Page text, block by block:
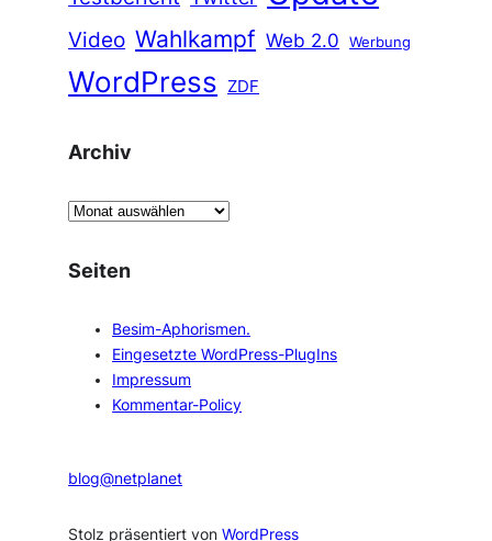
Video Wahlkampf Web 2.0 Werbung
WordPress ZDF
Archiv
A
c
Seiten
Besim-Aphorismen.
Eingesetzte WordPress-PlugIns
Impressum
Kommentar-Policy
blog@netplanet
Stolz präsentiert vonWordPress